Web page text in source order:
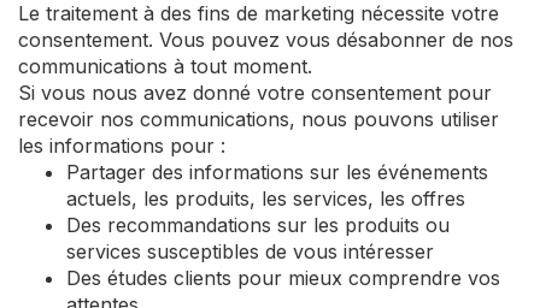
Le traitement à des fins de marketing nécessite votre
consentement. Vous pouvez vous désabonner de nos
communications à tout moment.
Si vous nous avez donné votre consentement pour
recevoir nos communications, nous pouvons utiliser
les informations pour :
Partager des informations sur les événements
actuels, les produits, les services, les offres
Des recommandations sur les produits ou
services susceptibles de vous intéresser
Des études clients pour mieux comprendre vos